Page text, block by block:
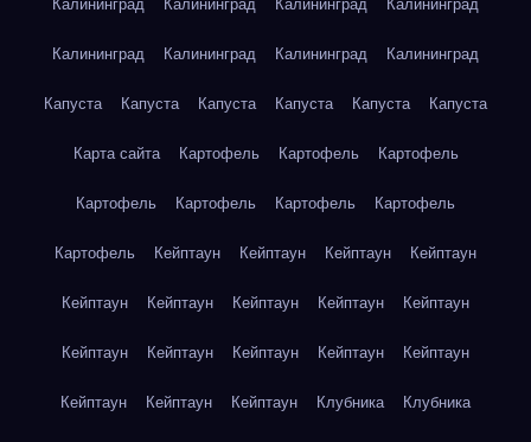
Калининград Калининград Калининград Калининград
Калининград Калининград Калининград Калининград
Капуста Капуста Капуста Капуста Капуста Капуста
Карта сайта Картофель Картофель Картофель
Картофель Картофель Картофель Картофель
Картофель Кейптаун Кейптаун Кейптаун Кейптаун
Кейптаун Кейптаун Кейптаун Кейптаун Кейптаун
Кейптаун Кейптаун Кейптаун Кейптаун Кейптаун
Кейптаун Кейптаун Кейптаун Клубника Клубника